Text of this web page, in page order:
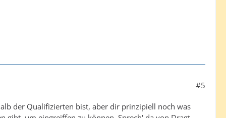
#5
der Qualifizierten bist, aber dir prinzipiell noch was